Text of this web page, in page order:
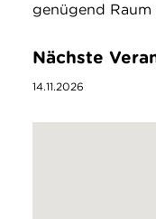
genügend
Nächste
14.11.2026